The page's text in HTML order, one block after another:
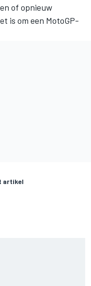
of opnieuw
is om een MotoGP-
artikel